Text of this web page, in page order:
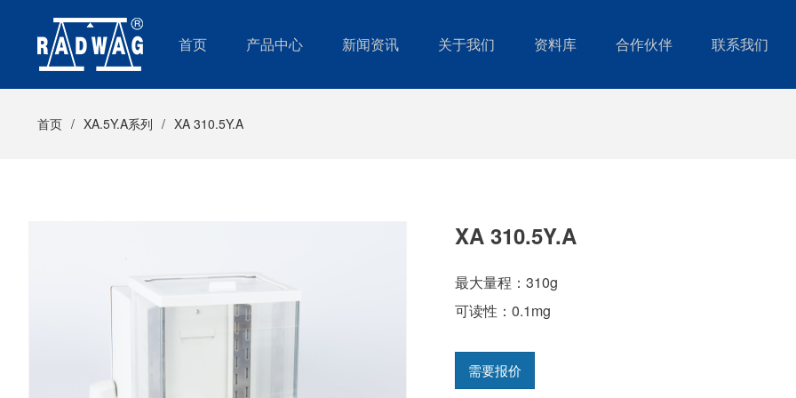
首页 产品中心 新闻资讯 关于我们 资料库 合作伙伴 联系我们
首页 XA.5Y.A系列 XA 310.5Y.A
XA 310.5Y.A
最大量程：310g
可读性：0.1mg
需要报价